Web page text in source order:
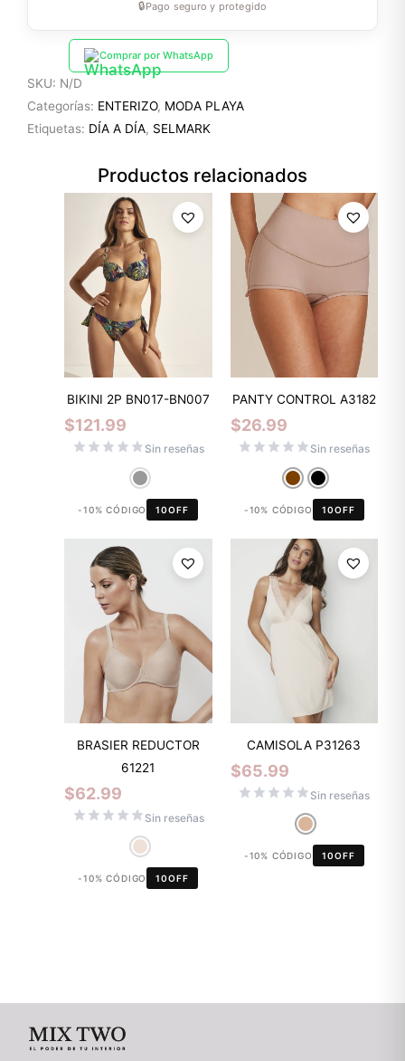
🔒Pago seguro y protegido
Comprar por WhatsApp
SKU: N/D
Categorías: ENTERIZO, MODA PLAYA
Etiquetas: DÍA A DÍA, SELMARK
Productos relacionados
BIKINI 2P BN017-BN007
$121.99
Sin reseñas
-10% CÓDIGO 10OFF
PANTY CONTROL A3182
$26.99
Sin reseñas
-10% CÓDIGO 10OFF
BRASIER REDUCTOR
61221
$62.99
Sin reseñas
-10% CÓDIGO 10OFF
CAMISOLA P31263
$65.99
Sin reseñas
-10% CÓDIGO 10OFF